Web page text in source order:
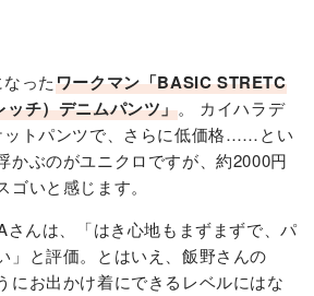
ったワークマン「BASIC STRETC
チ）デニムパンツ」。 カイハラデ
ットパンツで、さらに低価格……とい
かぶのがユニクロですが、約2000円
ゴいと感じます。
さんは、「はき心地もまずまずで、パ
」と評価。とはいえ、飯野さんの
にお出かけ着にできるレベルにはな